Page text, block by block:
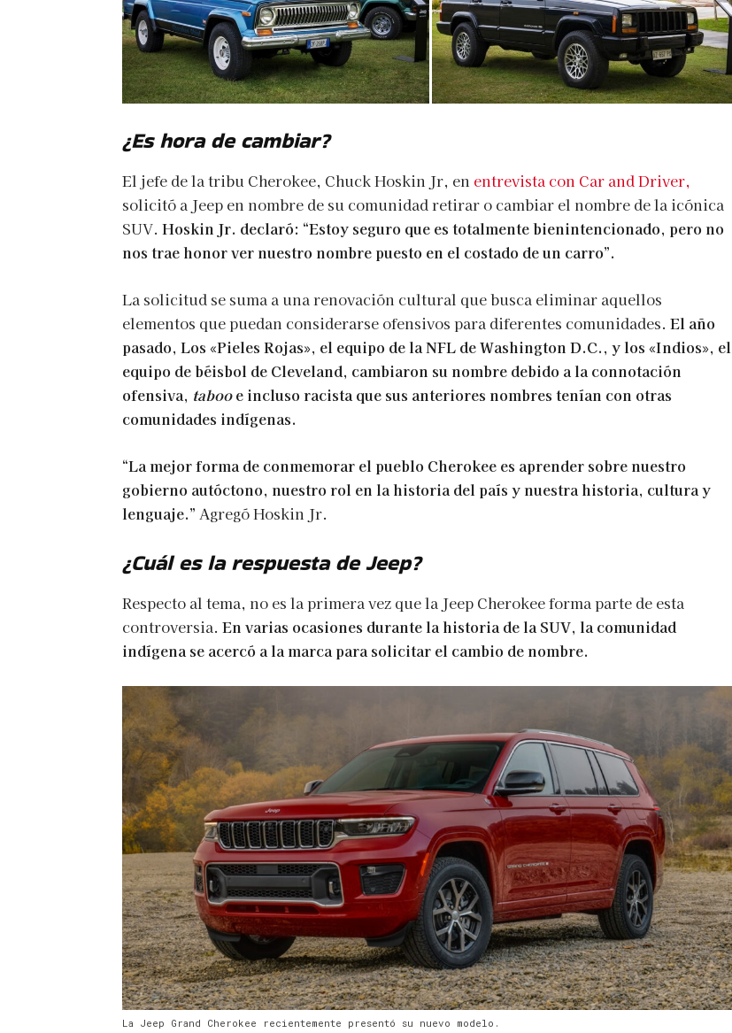
¿Es hora de cambiar?
El jefe de la tribu Cherokee, Chuck Hoskin Jr, en entrevista con Car and Driver,
solicitó a Jeep en nombre de su comunidad retirar o cambiar el nombre de la icónica
SUV. Hoskin Jr. declaró: “Estoy seguro que es totalmente bienintencionado, pero no
nos trae honor ver nuestro nombre puesto en el costado de un carro”.
La solicitud se suma a una renovación cultural que busca eliminar aquellos
elementos que puedan considerarse ofensivos para diferentes comunidades. El año
pasado, Los «Pieles Rojas», el equipo de la NFL de Washington D.C., y los «Indios», el
equipo de béisbol de Cleveland, cambiaron su nombre debido a la connotación
ofensiva, tabooe incluso racista que sus anteriores nombres tenían con otras
comunidades indígenas.
“La mejor forma de conmemorar el pueblo Cherokee es aprender sobre nuestro
gobierno autóctono, nuestro rol en la historia del país y nuestra historia, cultura y
lenguaje.” Agregó Hoskin Jr.
¿Cuál es la respuesta de Jeep?
Respecto al tema, no es la primera vez que la Jeep Cherokee forma parte de esta
controversia. En varias ocasiones durante la historia de la SUV, la comunidad
indígena se acercó a la marca para solicitar el cambio de nombre.
La Jeep Grand Cherokee recientemente presentó su nuevo modelo.